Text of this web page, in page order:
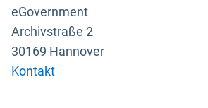
eGovernment
Archivstraße 2
30169 Hannover
Kontakt